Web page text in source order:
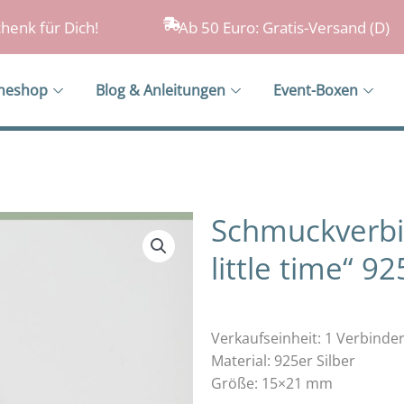
für Dich! Ab 50 Euro: Gratis-Versand (D)
Blog & Anleitungen Event-Boxen
little time“
Verkaufseinheit: 1 Verbinder
Material: 925er Silber
Größe: 15×21 mm